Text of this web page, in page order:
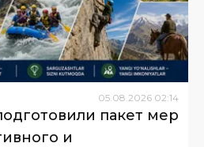
05.08.2026 02:14
пакет мер
и